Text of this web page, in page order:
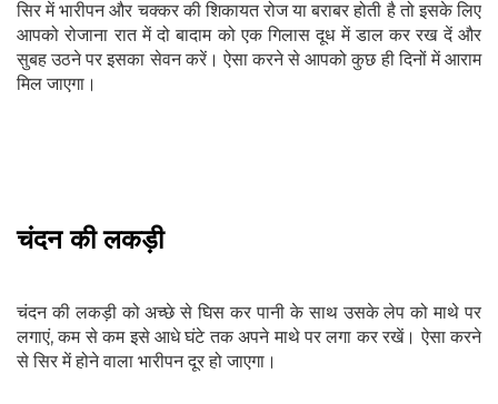
सिर में भारीपन और चक्कर की शिकायत रोज या बराबर होती है तो इसके लिए
आपको रोजाना रात में दो बादाम को एक गिलास दूध में डाल कर रख दें और
सुबह उठने पर इसका सेवन करें। ऐसा करने से आपको कुछ ही दिनों में आराम
मिल जाएगा।
चंदन की लकड़ी
चंदन की लकड़ी को अच्छे से घिस कर पानी के साथ उसके लेप को माथे पर
लगाएं, कम से कम इसे आधे घंटे तक अपने माथे पर लगा कर रखें। ऐसा करने
से सिर में होने वाला भारीपन दूर हो जाएगा।